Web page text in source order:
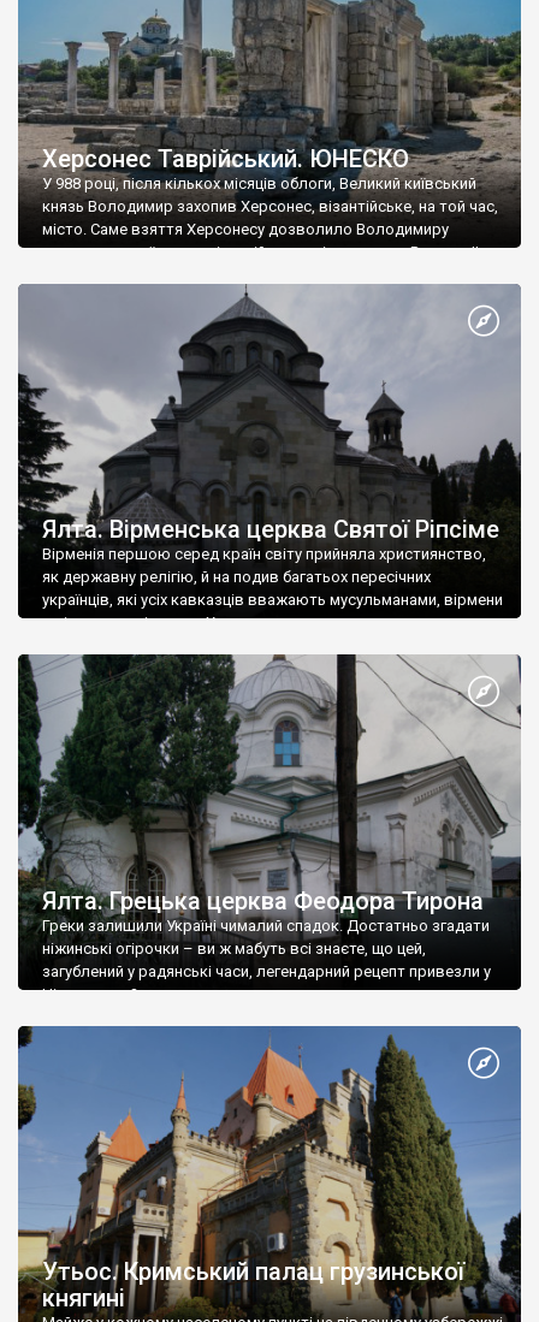
Херсонес Таврійський. ЮНЕСКО
У 988 році, після кількох місяців облоги, Великий київський
князь Володимир захопив Херсонес, візантійське, на той час,
місто. Саме взяття Херсонесу дозволило Володимиру
диктувати свої умови візантійському імператору Василю ІІ, та
Херсонесі Володимир-язичник, став Василем-християнином.
А потім було Хрещення Русі. На честь Херсонесу Таврійського
Ялта. Вірменська церква Святої Ріпсіме
Вірменія першою серед країн світу прийняла християнство,
як державну релігію, й на подив багатьох пересічних
українців, які усіх кавказців вважають мусульманами, вірмени
є відданими вірянами Христа
Ялта. Грецька церква Феодора Тирона
Греки залишили Україні чималий спадок. Достатньо згадати
ніжинські огірочки – ви ж мабуть всі знаєте, що цей,
загублений у радянські часи, легендарний рецепт привезли у
Ніжин греки?
Утьос. Кримський палац грузинської
княгині